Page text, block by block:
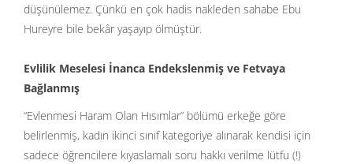
düşünülemez. Çünkü en çok hadis nakleden sahabe Ebu
Hureyre bile bekâr yaşayıp ölmüştür.
Evlilik Meselesi İnanca Endekslenmiş ve Fetvaya
Bağlanmış
“Evlenmesi Haram Olan Hısımlar” bölümü erkeğe göre
belirlenmiş, kadın ikinci sınıf kategoriye alınarak kendisi için
sadece öğrencilere kıyaslamalı soru hakkı verilme lütfu (!)